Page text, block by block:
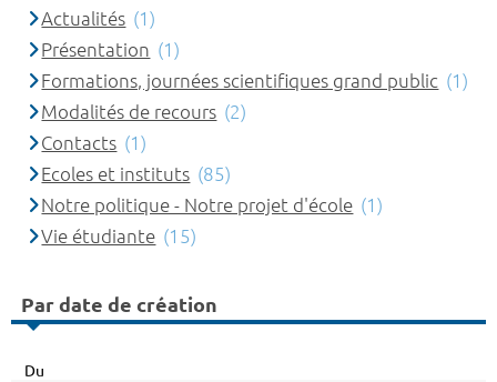
Actualités (1)
Présentation (1)
Formations, journées scientifiques grand public (1)
Modalités de recours (2)
Contacts (1)
Ecoles et instituts (85)
Notre politique - Notre projet d'école (1)
Vie étudiante (15)
Par date de création
Du